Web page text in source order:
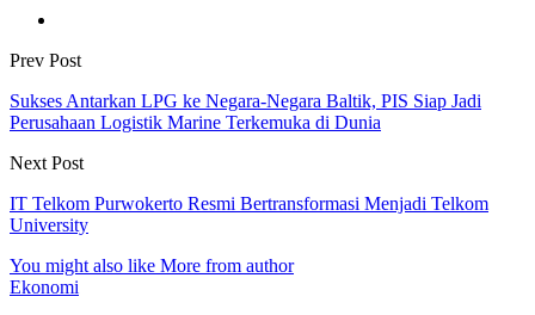
Prev Post
Sukses Antarkan LPG ke Negara-Negara Baltik, PIS Siap Jadi
Perusahaan Logistik Marine Terkemuka di Dunia
Next Post
IT Telkom Purwokerto Resmi Bertransformasi Menjadi Telkom
University
You might also like More from author
Ekonomi